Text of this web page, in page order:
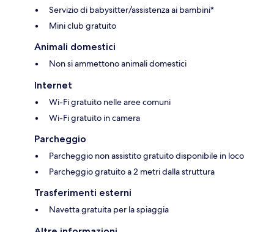
Servizio di babysitter/assistenza ai bambini*
Mini club gratuito
Animali domestici
Non si ammettono animali domestici
Internet
Wi-Fi gratuito nelle aree comuni
Wi-Fi gratuito in camera
Parcheggio
Parcheggio non assistito gratuito disponibile in loco
Parcheggio gratuito a 2 metri dalla struttura
Trasferimenti esterni
Navetta gratuita per la spiaggia